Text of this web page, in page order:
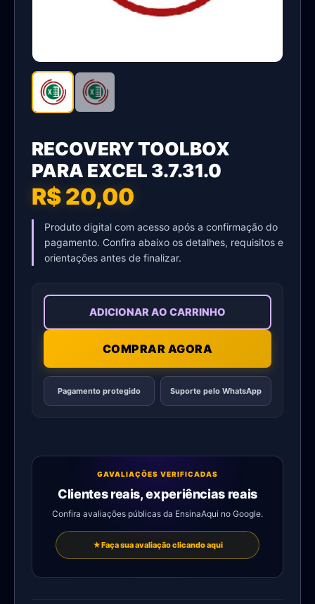
RECOVERY TOOLBOX
PARA EXCEL 3.7.31.0
R$ 20,00
Produto digital com acesso após a confirmação do
pagamento. Confira abaixo os detalhes, requisitos e
orientações antes de finalizar.
ADICIONAR AO CARRINHO
COMPRAR AGORA
Pagamento protegido Suporte pelo WhatsApp
GAVALIAÇÕES VERIFICADAS
Clientes reais, experiências reais
Confira avaliações públicas da EnsinaAqui no Google.
★Faça sua avaliação clicando aqui